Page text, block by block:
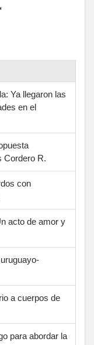
Ya llegaron las
en el
Cordero R.
con
acto de amor y
a cuerpos de
para abordar la